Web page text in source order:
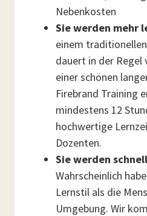
Nebenkosten
Sie werden mehr
einem
dauert in der Regel
einer schönen
Firebrand Training
mindestens 12
hochwertige
Dozenten.
Sie werden
Wahrscheinlich
Lernstil als die
Umgebung. Wir